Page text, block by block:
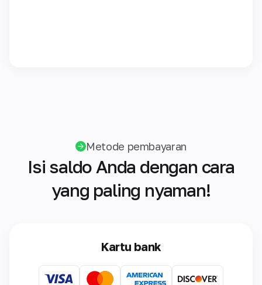
Metode pembayaran
Isi saldo Anda dengan cara
yang paling nyaman!
Kartu bank